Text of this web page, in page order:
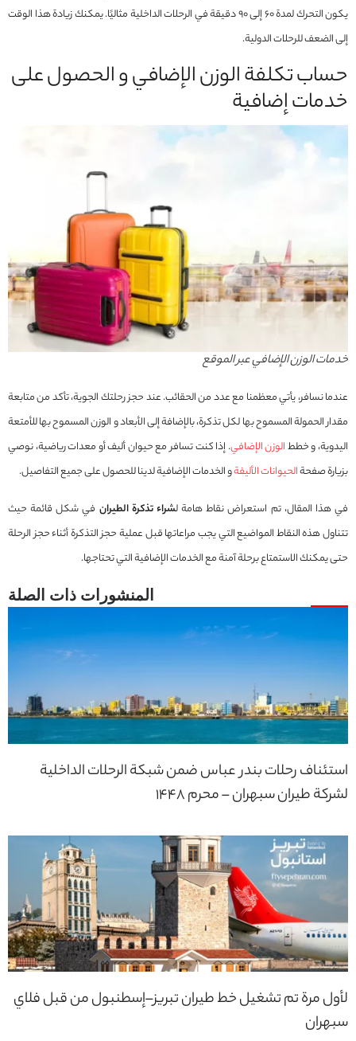
يكون التحرك لمدة 60 إلى 90 دقيقة في الرحلات الداخلية مثاليًا. يمكنك زيادة هذا الوقت
إلى الضعف للرحلات الدولية.
حساب تكلفة الوزن الإضافي و الحصول على
خدمات إضافية
خدمات الوزن الإضافي عبر الموقع
عندما نسافر، يأتي معظمنا مع عدد من الحقائب. عند حجز رحلتك الجوية، تأكد من متابعة
مقدار الحمولة المسموح بها لكل تذكرة، بالإضافة إلى الأبعاد و الوزن المسموح بها للأمتعة
اليدوية، و خططالوزن الإضافي. إذا كنت تسافر مع حيوان أليف أو معدات رياضية، نوصي
بزيارة صفحةالحيوانات الأليفةو الخدمات الإضافية لدينا للحصول على جميع التفاصيل.
في هذا المقال، تم استعراض نقاط هامة لشراء تذكرة الطيران في شكل قائمة حيث
تتناول هذه النقاط المواضيع التي يجب مراعاتها قبل عملية حجز التذكرة أثناء حجز الرحلة
حتى يمكنك الاستمتاع برحلة آمنة مع الخدمات الإضافية التي تحتاجها.
استئناف رحلات بندر عباس ضمن شبكة الرحلات الداخلية
لشركة طيران سبهران – محرم 1448
لأول مرة تم تشغيل خط طيران تبريز–إسطنبول من قبل فلاي
سبهران